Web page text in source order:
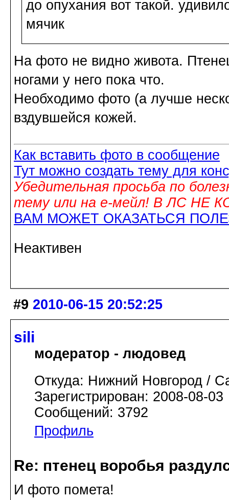
до опухания вот такой.
мячик
На фото не видно живота.
ногами у него пока что.
Необходимо фото (а лучше
вздувшейся кожей.
Как вставить фото в сообщение
Тут можно создать тему для
Убедительная просьба по
тему или на е-мейл! В ЛС НЕ
ВАМ МОЖЕТ ОКАЗАТЬСЯ
Неактивен
#9 2010-06-15 20:52:25
sili
модератор - людовед
Откуда: Нижний Новгород /
Зарегистрирован: 2008-08-03
Сообщений: 3792
Профиль
Re: птенец воробья
И фото помета!